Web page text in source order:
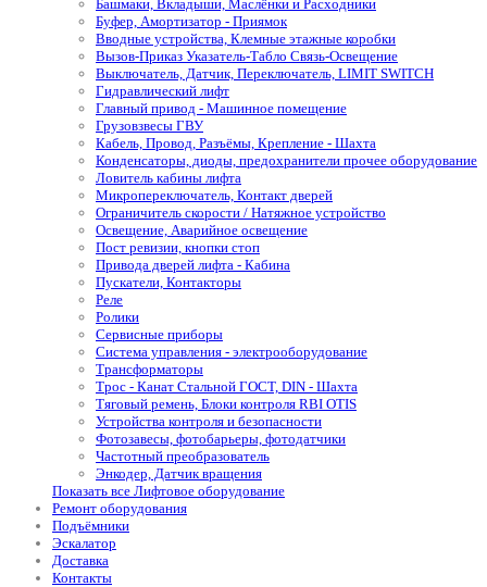
Башмаки, Вкладыши, Маслёнки и Расходники
Буфер, Амортизатор - Приямок
Вводные устройства, Клемные этажные коробки
Вызов-Приказ Указатель-Табло Связь-Освещение
Выключатель, Датчик, Переключатель, LIMIT SWITCH
Гидравлический лифт
Главный привод - Машинное помещение
Грузовзвесы ГВУ
Кабель, Провод, Разъёмы, Крепление - Шахта
Конденсаторы, диоды, предохранители прочее оборудование
Ловитель кабины лифта
Микропереключатель, Контакт дверей
Ограничитель скорости / Натяжное устройство
Освещение, Аварийное освещение
Пост ревизии, кнопки стоп
Привода дверей лифта - Кабина
Пускатели, Контакторы
Реле
Ролики
Сервисные приборы
Система управления - электрооборудование
Трансформаторы
Трос - Канат Стальной ГОСТ, DIN - Шахта
Тяговый ремень, Блоки контроля RBI OTIS
Устройства контроля и безопасности
Фотозавесы, фотобарьеры, фотодатчики
Частотный преобразователь
Энкодер, Датчик вращения
Показать все Лифтовое оборудование
Ремонт оборудования
Подъёмники
Эскалатор
Доставка
Контакты